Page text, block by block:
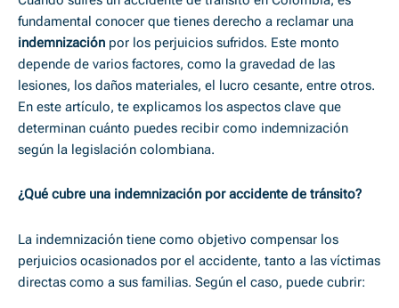
fundamental conocer que tienes derecho a reclamar una
indemnización por los perjuicios sufridos. Este monto
depende de varios factores, como la gravedad de las
lesiones, los daños materiales, el lucro cesante, entre otros.
En este artículo, te explicamos los aspectos clave que
determinan cuánto puedes recibir como indemnización
según la legislación colombiana.
¿Qué cubre una indemnización por accidente de tránsito?
La indemnización tiene como objetivo compensar los
perjuicios ocasionados por el accidente, tanto a las víctimas
directas como a sus familias. Según el caso, puede cubrir: